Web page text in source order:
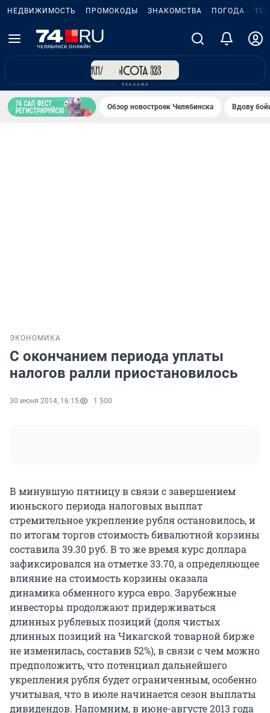
НЕДВИЖИМОСТЬ ПРОМОКОДЫ ЗНАКОМСТВА ПОГОДА
Обзор новостроек Челябинска Вдову
ЭКОНОМИКА
С окончанием периода уплаты
налогов ралли приостановилось
30 июня 2014, 16:15 1 500
В минувшую пятницу в связи с завершением
июньского периода налоговых выплат
стремительное укрепление рубля остановилось, и
по итогам торгов стоимость бивалютной корзины
составила 39.30 руб. В то же время курс доллара
зафиксировался на отметке 33.70, а определяющее
влияние на стоимость корзины оказала
динамика обменного курса евро. Зарубежные
инвесторы продолжают придерживаться
длинных рублевых позиций (доля чистых
длинных позиций на Чикагской товарной бирже
не изменилась, составив 52%), в связи с чем можно
предположить, что потенциал дальнейшего
укрепления рубля будет ограниченным, особенно
учитывая, что в июле начинается сезон выплаты
дивидендов. Напомним, в июне-августе 2013 года